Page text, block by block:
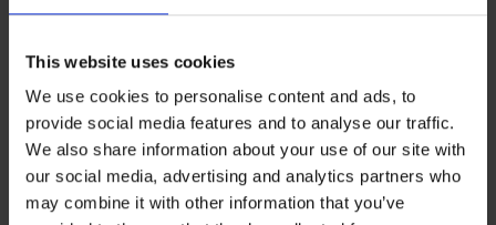
This website uses cookies
We use cookies to personalise content and ads, to
provide social media features and to analyse our traffic.
We also share information about your use of our site with
our social media, advertising and analytics partners who
may combine it with other information that you’ve